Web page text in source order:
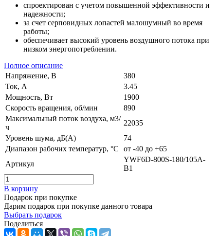
спроектирован с учетом повышенной эффективности и
надежности;
за счет серповидных лопастей малошумный во время
работы;
обеспечивает высокий уровень воздушного потока при
низком энергопотреблении.
Полное описание
Напряжение, В
380
Ток, А
3.45
Мощность, Вт
1900
Скорость вращения, об/мин
890
Максимальный поток воздуха, м3/
ч
22035
Уровень шума, дБ(А)
74
Диапазон рабочих температур, °C
от -40 до +65
Артикул
YWF6D-800S-180/105A-
B1
В корзину
Подарок при покупке
Дарим подарок при покупке данного товара
Выбрать подарок
Поделиться